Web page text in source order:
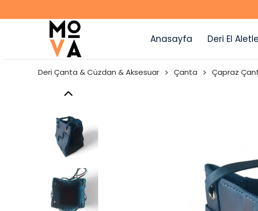
Anasayfa Deri El
Deri Çanta & Cüzdan & Aksesuar Çanta Çapraz